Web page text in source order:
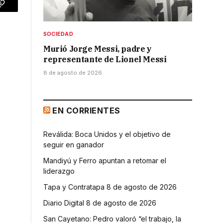
Copy
SOCIEDAD
Murió Jorge Messi, padre y
representante de Lionel Messi
8 de agosto de 2026
EN CORRIENTES
Reválida: Boca Unidos y el objetivo de
seguir en ganador
Mandiyú y Ferro apuntan a retomar el
liderazgo
Tapa y Contratapa 8 de agosto de 2026
Diario Digital 8 de agosto de 2026
San Cayetano: Pedro valoró “el trabajo, la